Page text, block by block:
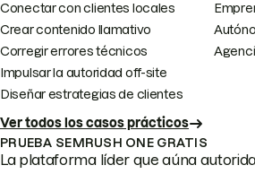
Conectar con clientes locales
Crear contenido llamativo
Corregir errores técnicos
Impulsar la autoridad off-site
Diseñar estrategias de clientes
Ver todos los casos prácticos
PRUEBA SEMRUSH ONE GRATIS
La plataforma líder que aúna